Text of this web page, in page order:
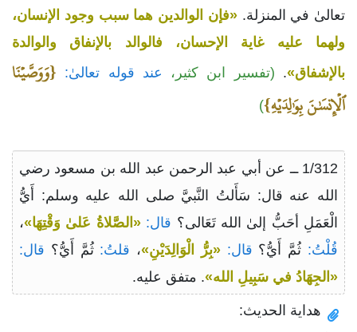
تعالىٰ في المنزلة.«فإن الوالدين هما سبب وجود الإنسان،
ولهما عليه غاية الإحسان، فالوالد بالإنفاق والوالدة
بالإشفاق». (تفسير ابن كثير، عند قوله تعالىٰ: {وَوَصَّيۡنَا
ٱلۡإِنسَٰنَ بِوَٰلِدَيۡهِ})
1/312 ــ عن أبي عبد الرحمن عبد الله بن مسعود رضي
الله عنه قال: سَأَلتُ النَّبيَّ صلى الله عليه وسلم: أَيُّ
الْعَمَلِ أحَبُّ إلىٰ الله تَعَالى؟ قال: «الصَّلاةُ عَلىٰ وَقْتِهَا»،
قُلْتُ: ثُمَّ أَيُّ؟ قال: «بِرُّ الْوَالِدَيْنِ»، قلتُ: ثُمَّ أَيُّ؟ قال:
«الجِهَادُ في سَبِيلِ الله». متفق عليه.
هداية الحديث: